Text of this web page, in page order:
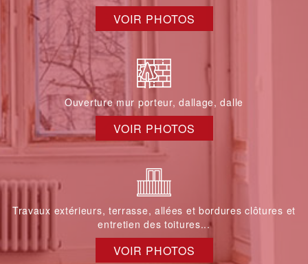
VOIR PHOTOS
Ouverture mur porteur, dallage, dalle
VOIR PHOTOS
Travaux extérieurs, terrasse, allées et bordures clôtures et
entretien des toitures...
VOIR PHOTOS